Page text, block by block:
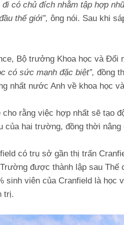
có chủ đích nhằm tập hợp
thế giới”, ông nói. Sau khi
Bộ trưởng Khoa học và
có sức mạnh đặc biệt”, đồng
nhất nước Anh về khoa học
cho rằng việc hợp nhất sẽ tạo
của hai trường, đồng thời
có trụ sở gần thị trấn
được thành lập sau
sinh viên của Cranfield là
trị.